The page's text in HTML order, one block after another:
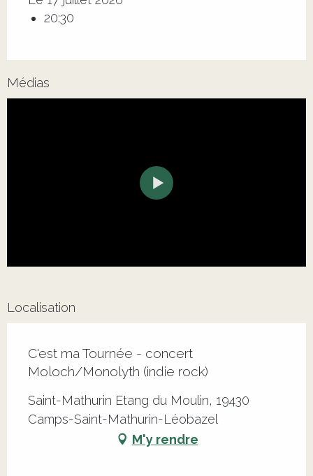
20:30
Médias
Localisation
C'est ma Tournée - concert
Moloch/Monolyth (indie rock)
Saint-Mathurin Etang du Moulin, 19430
Camps-Saint-Mathurin-Léobazel
M'y rendre